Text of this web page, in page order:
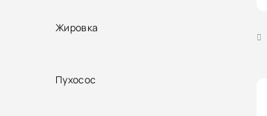
Жировка
Пухосос